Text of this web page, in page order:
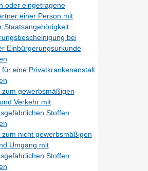
oder eingetragene
einer Person mit
Staatsangehörigkeit
bei
Einbürgerungsurkunde
für eine Privatkrankenanstalt
zum gewerbsmäßigen
Verkehr mit
Stoffen
zum nicht gewerbsmäßigen
Umgang mit
Stoffen